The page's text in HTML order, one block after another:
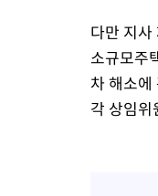
다만 지
소규모주
차 해소
각 상임